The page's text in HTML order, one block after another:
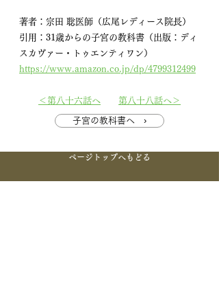
著者：宗田 聡医師（広尾レディース院長）
引用：31歳からの子宮の教科書（出版：ディ
スカヴァー・トゥエンティワン）
https://www.amazon.co.jp/dp/4799312499
＜第八十六話へ 第八十八話へ＞
子宮の教科書へ ›
ページトップへもどる